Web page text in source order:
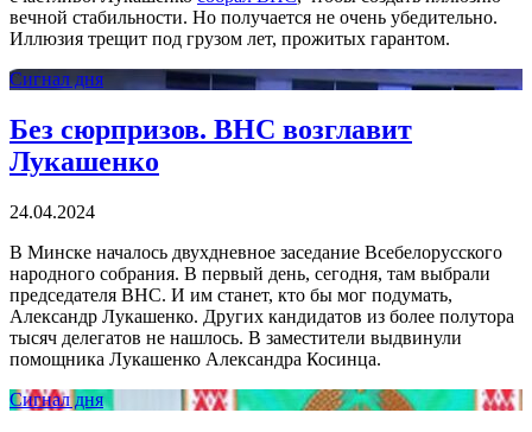
вечной стабильности. Но получается не очень убедительно.
Иллюзия трещит под грузом лет, прожитых гарантом.
Сигнал дня
Без сюрпризов. ВНС возглавит
Лукашенко
24.04.2024
В Минске началось двухдневное заседание Всебелорусского
народного собрания. В первый день, сегодня, там выбрали
председателя ВНС. И им станет, кто бы мог подумать,
Александр Лукашенко. Других кандидатов из более полутора
тысяч делегатов не нашлось. В заместители выдвинули
помощника Лукашенко Александра Косинца.
Сигнал дня